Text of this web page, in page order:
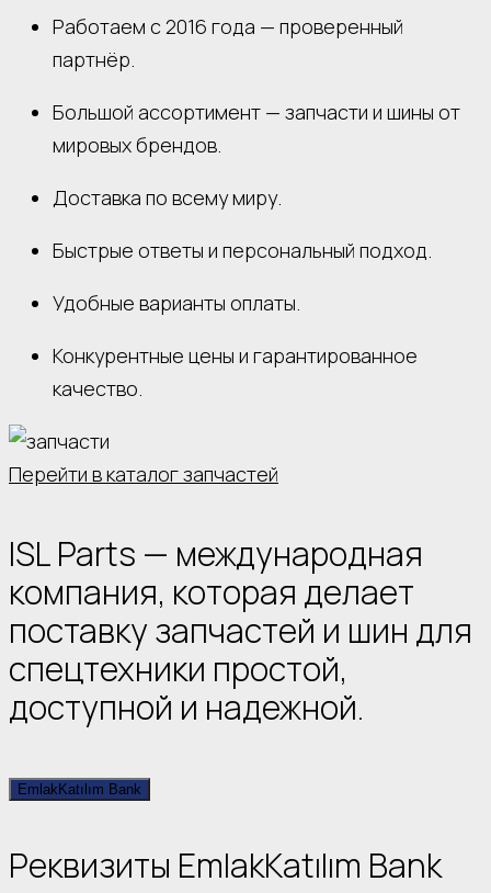
Работаем с 2016 года — проверенный
партнёр.
Большой ассортимент — запчасти и шины от
мировых брендов.
Доставка по всему миру.
Быстрые ответы и персональный подход.
Удобные варианты оплаты.
Конкурентные цены и гарантированное
качество.
Перейти в каталог запчастей
ISL Parts — международная
компания, которая делает
поставку запчастей и шин для
спецтехники простой,
доступной и надежной.
EmlakKatılım Bank
Реквизиты EmlakKatılım Bank